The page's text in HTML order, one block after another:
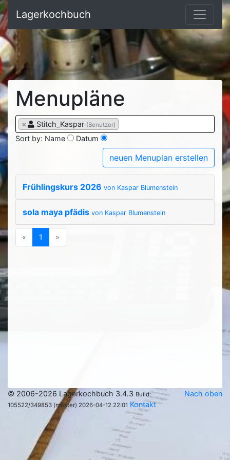
Lagerkochbuch
Menupläne
× Stitch_Kaspar (Benutzer)
Sort by: Name Datum
neuen Menuplan erstellen
Frühlingskurs 2026 von Kaspar Blumenstein
sola maya pfädis von Kaspar Blumenstein
« Previous
1 (current)
»
Nach oben
© 2006-2026 Lagerkochbuch 3.4.3 Build:
105522/349853 (master) 2026-04-12 22:01 Kontakt